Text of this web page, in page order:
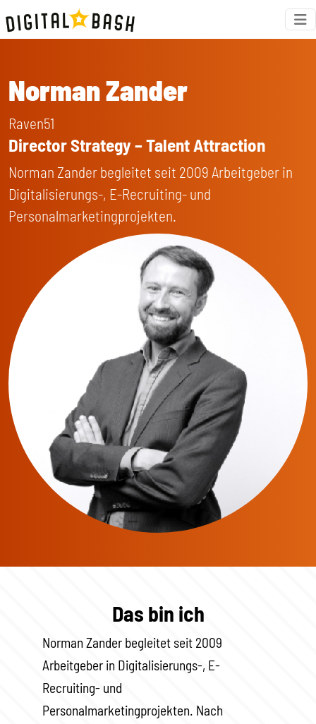
Norman Zander
Raven51
Director Strategy – Talent Attraction
Norman Zander begleitet seit 2009 Arbeitgeber in
Digitalisierungs-, E-Recruiting- und
Personalmarketingprojekten.
Das bin ich
Norman Zander begleitet seit 2009
Arbeitgeber in Digitalisierungs-, E-
Recruiting- und
Personalmarketingprojekten. Nach